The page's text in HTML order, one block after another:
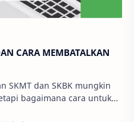
CARA MEMBATALKAN
mungkin
bagaimana cara untuk